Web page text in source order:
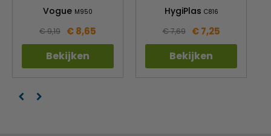
Vogue M950
€ 9,19 € 8,65
Bekijken
HygiPlas C816
€ 7,69 € 7,25
Bekijken